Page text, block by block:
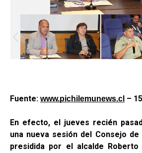
Fuente: www.pichilemunews.cl –
En efecto, el jueves recién
una nueva sesión del Consejo de
presidida por el alcalde Roberto